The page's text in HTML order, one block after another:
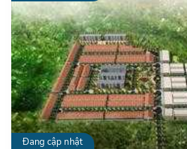
Đang cập nhật